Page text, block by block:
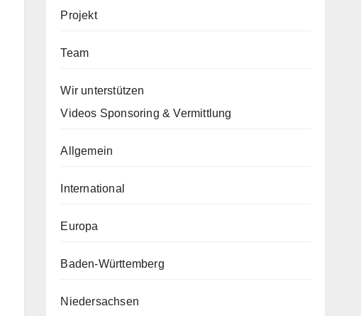
Projekt
Team
Wir unterstützen
Videos Sponsoring & Vermittlung
Allgemein
International
Europa
Baden-Württemberg
Niedersachsen